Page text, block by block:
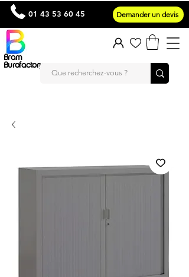
Bram
Burofactory
01 43 53 60 45 Demander un devis